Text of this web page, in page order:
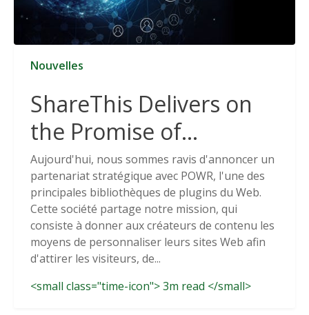
Nouvelles
ShareThis Delivers on
the Promise of
Cookieless Data
Solutions
Aujourd'hui, nous sommes ravis d'annoncer un
partenariat stratégique avec POWR, l'une des
principales bibliothèques de plugins du Web.
Cette société partage notre mission, qui
consiste à donner aux créateurs de contenu les
moyens de personnaliser leurs sites Web afin
d'attirer les visiteurs, de...
<small class="time-icon"> 3m read </small>